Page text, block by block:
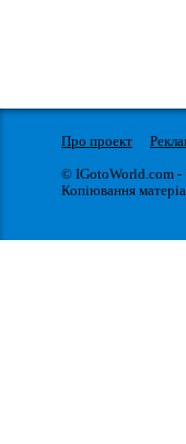
Про проект
© IGotoWorld.com -
Копіювання